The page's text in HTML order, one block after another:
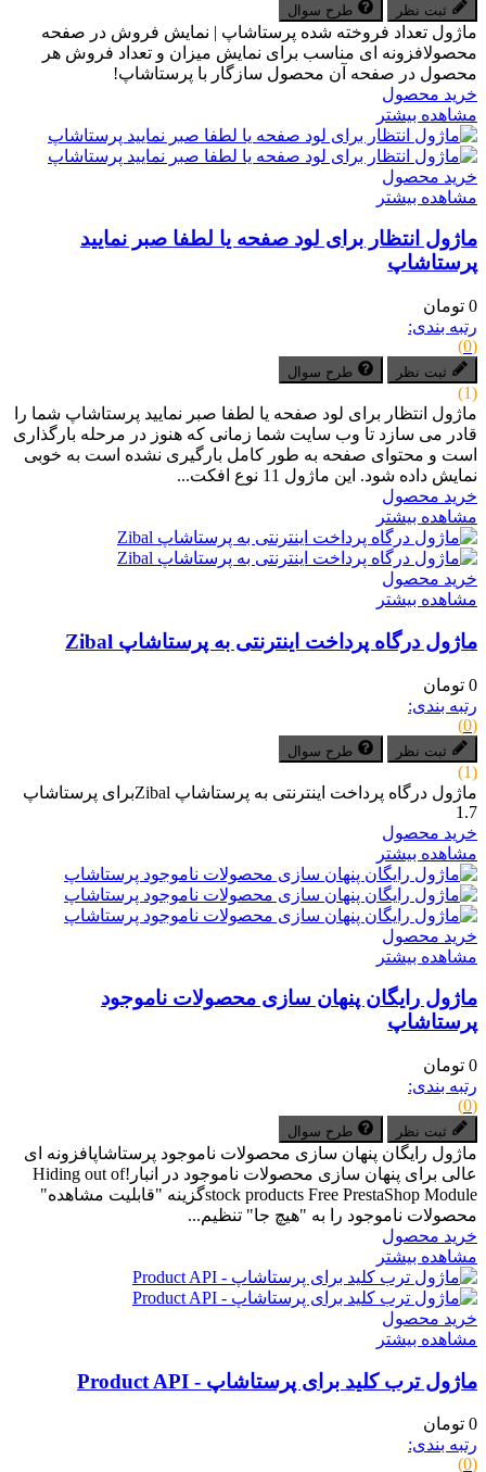
ثبت نظر طرح سوال
ماژول تعداد فروخته شده پرستاشاپ | نمایش فروش در صفحه
محصولافزونه ای مناسب برای نمایش میزان و تعداد فروش هر
محصول در صفحه آن محصول سازگار با پرستاشاپ!
خرید محصول
مشاهده بیشتر
خرید محصول
مشاهده بیشتر
ماژول انتظار برای لود صفحه یا لطفا صبر نمایید
پرستاشاپ
0 تومان
رتبه بندی:
(0)
ثبت نظر طرح سوال
(1)
ماژول انتظار برای لود صفحه یا لطفا صبر نمایید پرستاشاپ شما را
قادر می سازد تا وب سایت شما زمانی که هنوز در مرحله بارگذاری
است و محتوای صفحه به طور کامل بارگیری نشده است به خوبی
نمایش داده شود. این ماژول 11 نوع افکت...
خرید محصول
مشاهده بیشتر
خرید محصول
مشاهده بیشتر
ماژول درگاه پرداخت اینترنتی به پرستاشاپ Zibal
0 تومان
رتبه بندی:
(0)
ثبت نظر طرح سوال
(1)
ماژول درگاه پرداخت اینترنتی به پرستاشاپ Zibalبرای پرستاشاپ
1.7
خرید محصول
مشاهده بیشتر
خرید محصول
مشاهده بیشتر
ماژول رایگان پنهان سازی محصولات ناموجود
پرستاشاپ
0 تومان
رتبه بندی:
(0)
ثبت نظر طرح سوال
ماژول رایگان پنهان سازی محصولات ناموجود پرستاشاپافزونه ای
عالی برای پنهان سازی محصولات ناموجود در انبار!Hiding out of
stock products Free PrestaShop Moduleگزینه "قابلیت مشاهده"
محصولات ناموجود را به "هیچ جا" تنظیم...
خرید محصول
مشاهده بیشتر
خرید محصول
مشاهده بیشتر
ماژول ترب کلید برای پرستاشاپ - Product API
0 تومان
رتبه بندی:
(0)